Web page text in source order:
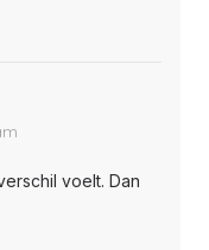
voelt. Dan